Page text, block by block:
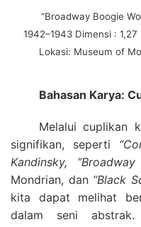
“Broadway Boogie
1942–1943 Dimensi :
Lokasi: Museum of
Bahasan Karya:
Melalui cuplikan
signifikan, seperti
Kandinsky,
Mondrian, dan “Black
kita dapat melihat
dalam seni